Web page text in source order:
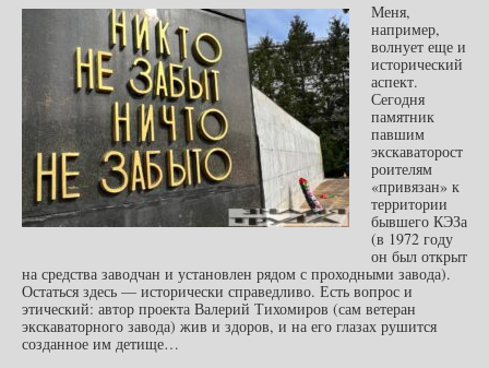
Меня,
например,
волнует еще и
исторический
аспект.
Сегодня
памятник
павшим
экскаваторост
роителям
«привязан» к
территории
бывшего КЭЗа
(в 1972 году
он был открыт
на средства заводчан и установлен рядом с проходными завода).
Остаться здесь — исторически справедливо. Есть вопрос и
этический: автор проекта Валерий Тихомиров (сам ветеран
экскаваторного завода) жив и здоров, и на его глазах рушится
созданное им детище…